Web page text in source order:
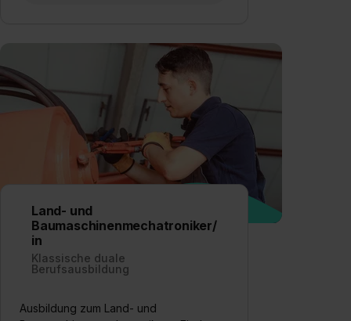
Land- und
Baumaschinenmechatroniker/
in
Klassische duale
Berufsausbildung
Ausbildung zum Land- und